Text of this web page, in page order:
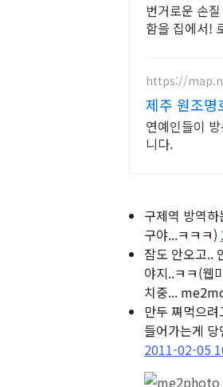
번거로운 손
함을 집에서!
https://
제주 원조명
연예인들이
니다.
구제역 방역
구야...ㅋㅋㅋ)
잠도 안오고..
야지..ㅋㅋ(웹
치중...
만두 쪄먹으
들어가는게
2011-02-05